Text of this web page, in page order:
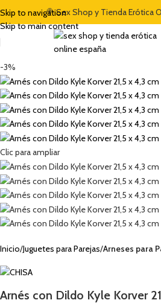
Skip to navigation
Skip to main content
🍭 Sex Shop y Tienda Erótica
-3%
Clic para ampliar
Inicio Juguetes para Parejas Arneses para
Arnés con Dildo Kyle Korver
"DULCES5"🏷️ CUPÓN DE